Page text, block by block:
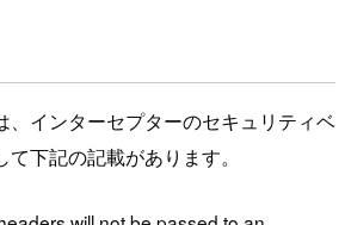
、インターセプターのセキュリティベ
下記の記載があります。